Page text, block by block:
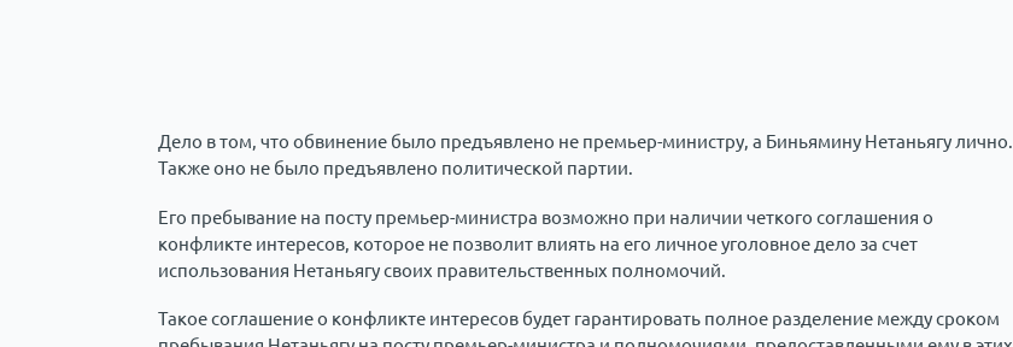
Дело в том, что обвинение было предъявлено не премьер-министру, а Биньямину Нетаньягу лично.
Также оно не было предъявлено политической партии.
Его пребывание на посту премьер-министра возможно при наличии четкого соглашения о
конфликте интересов, которое не позволит влиять на его личное уголовное дело за счет
использования Нетаньягу своих правительственных полномочий.
Такое соглашение о конфликте интересов будет гарантировать полное разделение между сроком